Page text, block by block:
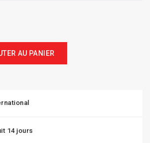
AU PANIER
14 jours